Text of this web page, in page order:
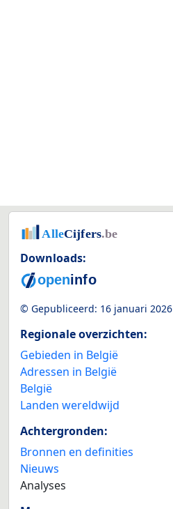
Downloads:
© Gepubliceerd: 16 januari 2026
Regionale overzichten:
Gebieden in België
Adressen in België
België
Landen wereldwijd
Achtergronden:
Bronnen en definities
Nieuws
Analyses